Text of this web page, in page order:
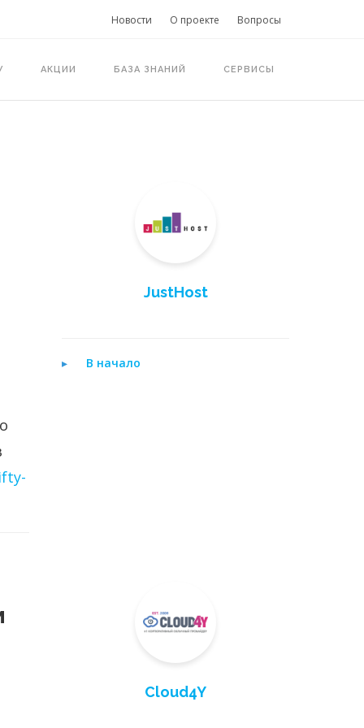
Новости О проекте Вопросы
АКЦИИ БАЗА ЗНАНИЙ СЕРВИСЫ
JustHost
В начало
Cloud4Y